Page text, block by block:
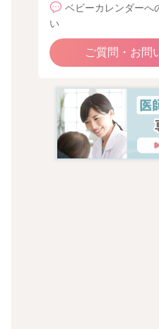
ベビーカレンダーへ
い
ご質問・お問